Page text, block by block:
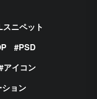
ニペット
PSD
アイコン
ョン